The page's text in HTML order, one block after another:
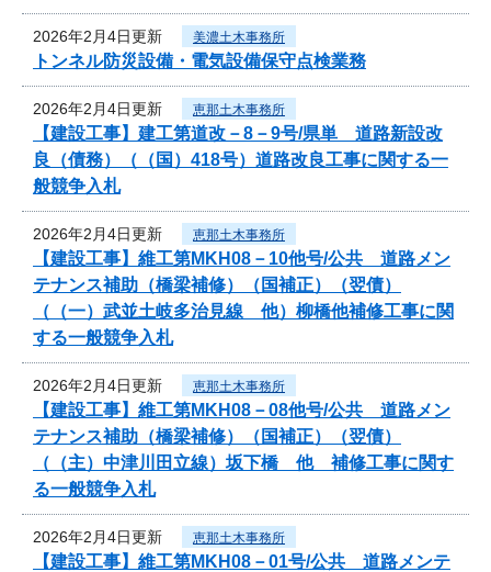
2026年2月4日更新 美濃土木事務所
トンネル防災設備・電気設備保守点検業務
2026年2月4日更新 恵那土木事務所
【建設工事】建工第道改－8－9号/県単 道路新設改
良（債務）（（国）418号）道路改良工事に関する一
般競争入札
2026年2月4日更新 恵那土木事務所
【建設工事】維工第MKH08－10他号/公共 道路メン
テナンス補助（橋梁補修）（国補正）（翌債）
（（一）武並土岐多治見線 他）柳橋他補修工事に関
する一般競争入札
2026年2月4日更新 恵那土木事務所
【建設工事】維工第MKH08－08他号/公共 道路メン
テナンス補助（橋梁補修）（国補正）（翌債）
（（主）中津川田立線）坂下橋 他 補修工事に関す
る一般競争入札
2026年2月4日更新 恵那土木事務所
【建設工事】維工第MKH08－01号/公共 道路メンテ